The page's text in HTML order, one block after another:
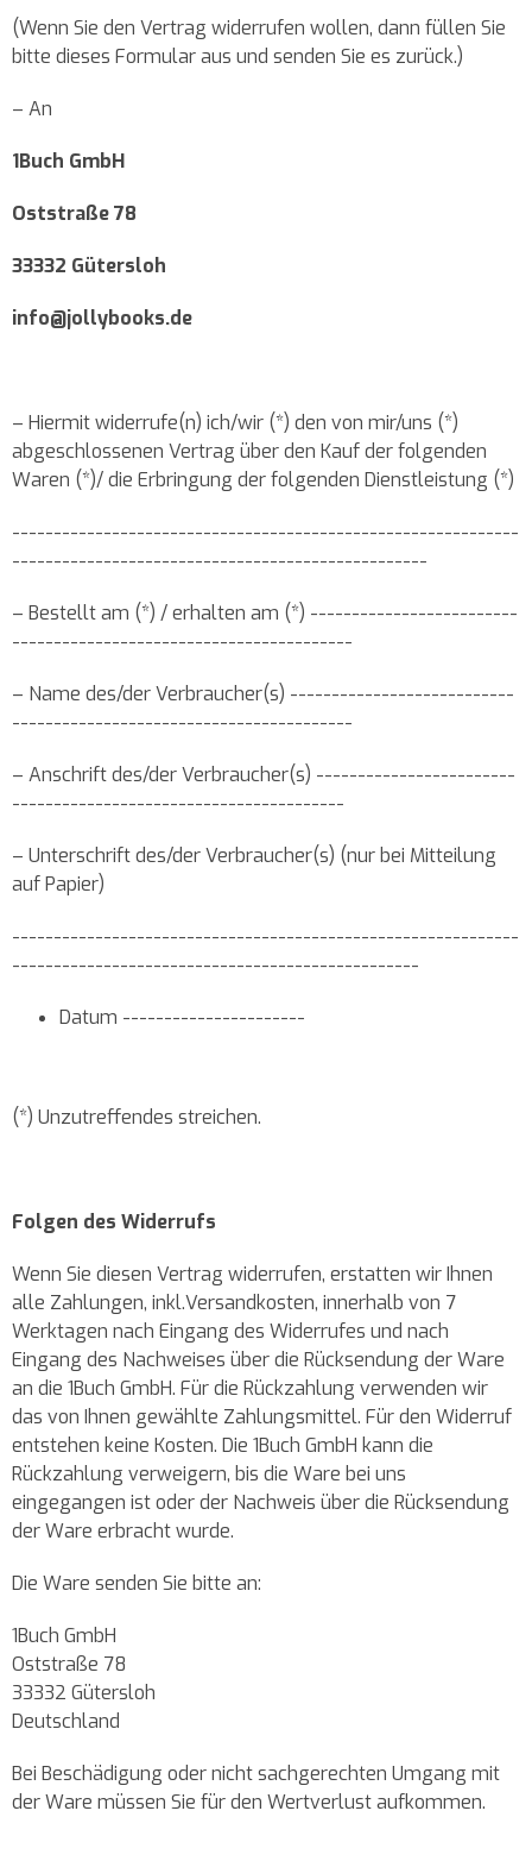
(Wenn Sie den Vertrag widerrufen wollen, dann füllen Sie
bitte dieses Formular aus und senden Sie es zurück.)
– An
1Buch GmbH
Oststraße 78
33332 Gütersloh
info@jollybooks.de
– Hiermit widerrufe(n) ich/wir (*) den von mir/uns (*)
abgeschlossenen Vertrag über den Kauf der folgenden
Waren (*)/ die Erbringung der folgenden Dienstleistung (*)
-------------------------------------------------------------
--------------------------------------------------
– Bestellt am (*) / erhalten am (*) -------------------------
-----------------------------------------
– Name des/der Verbraucher(s) ---------------------------
-----------------------------------------
– Anschrift des/der Verbraucher(s) ------------------------
----------------------------------------
– Unterschrift des/der Verbraucher(s) (nur bei Mitteilung
auf Papier)
-------------------------------------------------------------
-------------------------------------------------
Datum ----------------------
(*) Unzutreffendes streichen.
Folgen des Widerrufs
Wenn Sie diesen Vertrag widerrufen, erstatten wir Ihnen
alle Zahlungen, inkl.Versandkosten, innerhalb von 7
Werktagen nach Eingang des Widerrufes und nach
Eingang des Nachweises über die Rücksendung der Ware
an die 1Buch GmbH. Für die Rückzahlung verwenden wir
das von Ihnen gewählte Zahlungsmittel. Für den Widerruf
entstehen keine Kosten. Die 1Buch GmbH kann die
Rückzahlung verweigern, bis die Ware bei uns
eingegangen ist oder der Nachweis über die Rücksendung
der Ware erbracht wurde.
Die Ware senden Sie bitte an:
1Buch GmbH
Oststraße 78
33332 Gütersloh
Deutschland
Bei Beschädigung oder nicht sachgerechten Umgang mit
der Ware müssen Sie für den Wertverlust aufkommen.